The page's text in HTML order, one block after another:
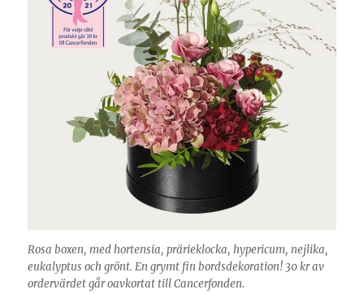
Rosa boxen, med hortensia, prärieklocka, hypericum, nejlika,
eukalyptus och grönt. En grymt fin bordsdekoration! 30 kr av
ordervärdet går oavkortat till Cancerfonden.